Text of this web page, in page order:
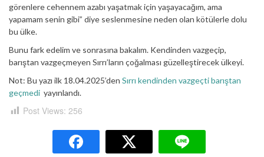
görenlere cehennem azabı yaşatmak için yaşayacağım, ama
yapamam senin gibi” diye seslenmesine neden olan kötülerle dolu
bu ülke.
Bunu fark edelim ve sonrasına bakalım. Kendinden vazgeçip,
barıştan vazgeçmeyen Sırrı’ların çoğalması güzelleştirecek ülkeyi.
Not: Bu yazı ilk 18.04.2025’den Sırrı kendinden vazgeçti barıştan
geçmedi yayınlandı.
Post Views: 256